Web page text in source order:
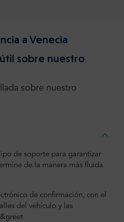
a Venecia
sobre nuestro
sobre nuestro
de soporte para garantizar
de la manera más fluida
de confirmación, con el
del vehículo y las